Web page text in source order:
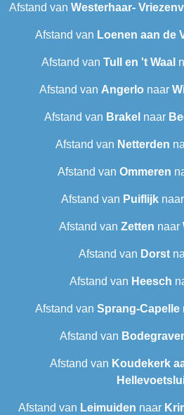
Afstand van Westerhaar-
Afstand van Loenen aan de
Afstand van Tull en 't Waal
Afstand van Angerlo naar
Afstand van Brakel naar
Afstand van Netterden
Afstand van Ommeren
Afstand van Puiflijknaar
Afstand van Zetten naar
Afstand van Dorst
Afstand van Heesch
Afstand van Sprang-Capelle
Afstand van
Afstand van Koudekerk
Afstand van Leimuiden naar